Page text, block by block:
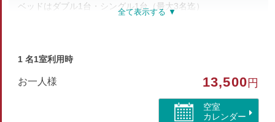
ベッドはダブル1台・シングル1台（最大3名迄）
ダイニングテーブル・ソファ・キッチン・冷蔵庫・電子レンジ
浴衣・スリッパ
1 名1室利用時
お一人様 13,500円
空室
カレンダー